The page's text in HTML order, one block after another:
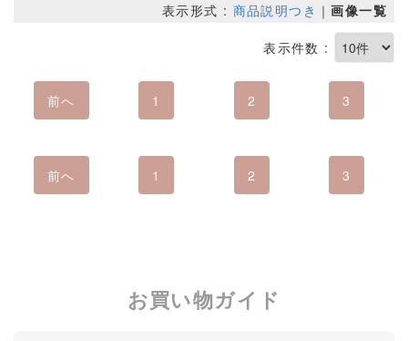
表示形式 : 商品説明つき ｜画像一覧
表示件数 :
前へ 1 2 3
前へ 1 2 3
お買い物ガイド